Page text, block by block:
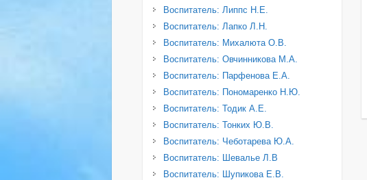
Воспитатель: Липпс Н.Е.
Воспитатель: Лапко Л.Н.
Воспитатель: Михалюта О.В.
Воспитатель: Овчинникова М.А.
Воспитатель: Парфенова Е.А.
Воспитатель: Пономаренко Н.Ю.
Воспитатель: Тодик А.Е.
Воспитатель: Тонких Ю.В.
Воспитатель: Чеботарева Ю.А.
Воспитатель: Шевалье Л.В
Воспитатель: Шупикова Е.В.